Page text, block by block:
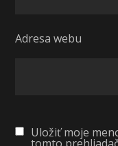
Adresa webu
Uložiť moje